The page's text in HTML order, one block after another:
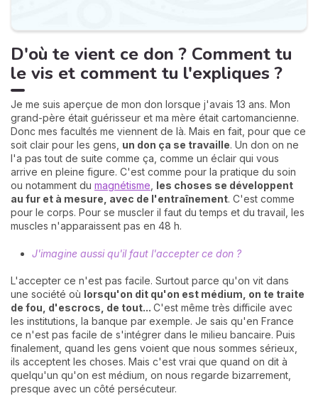
D'où te vient ce don ? Comment tu
le vis et comment tu l'expliques ?
Je me suis aperçue de mon don lorsque j'avais 13 ans. Mon
grand-père était guérisseur et ma mère était cartomancienne.
Donc mes facultés me viennent de là. Mais en fait, pour que ce
soit clair pour les gens, un don ça se travaille. Un don on ne
l'a pas tout de suite comme ça, comme un éclair qui vous
arrive en pleine figure. C'est comme pour la pratique du soin
ou notamment du magnétisme les choses se développent
au fur et à mesure, avec de l'entraînement. C'est comme
pour le corps. Pour se muscler il faut du temps et du travail, les
muscles n'apparaissent pas en 48 h.
J'imagine aussi qu'il faut l'accepter ce don ?
L'accepter ce n'est pas facile. Surtout parce qu'on vit dans
une société où lorsqu'on dit qu'on est médium, on te traite
de fou, d'escrocs, de tout... C'est même très difficile avec
les institutions, la banque par exemple. Je sais qu'en France
ce n'est pas facile de s'intégrer dans le milieu bancaire. Puis
finalement, quand les gens voient que nous sommes sérieux,
ils acceptent les choses. Mais c'est vrai que quand on dit à
quelqu'un qu'on est médium, on nous regarde bizarrement,
presque avec un côté persécuteur.